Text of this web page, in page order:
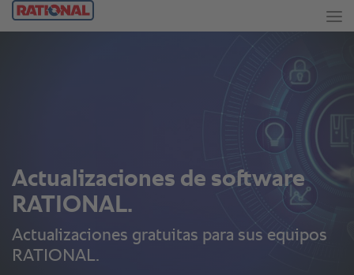
Actualizaciones de software
RATIONAL.
Actualizaciones gratuitas para sus equipos
RATIONAL.